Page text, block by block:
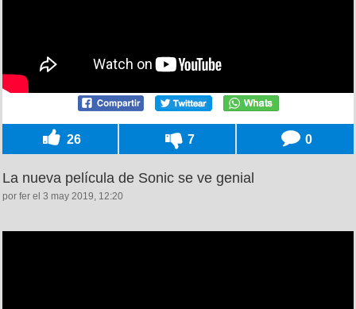
26 7 0
La nueva película de Sonic se ve genial
por fer el 3 may 2019, 12:20